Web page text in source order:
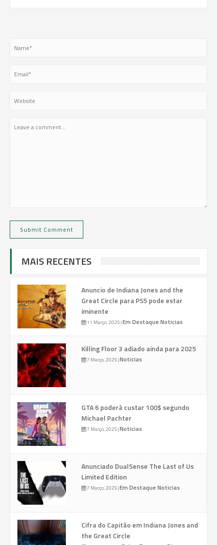
MAIS RECENTES
Anuncio de Indiana Jones and the
Great Circle para PS5 pode estar
iminente
11 Março, 2025|Em Destaque Noticias
Killing Floor 3 adiado ainda para 2025
7 Março, 2025|Noticias
GTA 6 poderá custar 100$ segundo
Michael Pachter
7 Março, 2025|Noticias
Anunciado DualSense The Last of Us
Limited Edition
7 Março, 2025|Em Destaque Noticias
Cifra do Capitão em Indiana Jones and
the Great Circle